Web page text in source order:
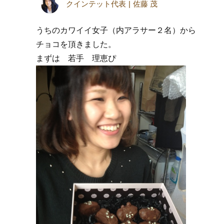
クインテット代表 佐藤 茂
うちのカワイイ女子（内アラサー２名）から
チョコを頂きました。
まずは 若手 理恵ぴ